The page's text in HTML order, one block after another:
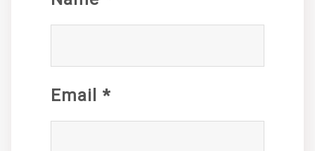
Email *